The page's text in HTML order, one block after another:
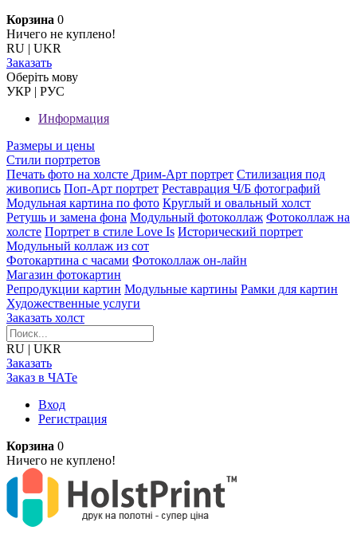
Корзина 0
Ничего не куплено!
RU | UKR
Заказать
Оберiть мову
УКР | РУС
Информация
Размеры и цены
Стили портретов
Печать фото на холсте Дрим-Арт портрет Стилизация под
живопись Поп-Арт портрет Реставрация Ч/Б фотографий
Модульная картина по фото Круглый и овальный холст
Ретушь и замена фона Модульный фотоколлаж Фотоколлаж на
холсте Портрет в стиле Love Is Исторический портрет
Модульный коллаж из сот
Фотокартина с часами Фотоколлаж он-лайн
Магазин фотокартин
Репродукции картин Модульные картины Рамки для картин
Художественные услуги
Заказать холст
RU | UKR
Заказать
Заказ в ЧАТе
Вход
Регистрация
Корзина 0
Ничего не куплено!